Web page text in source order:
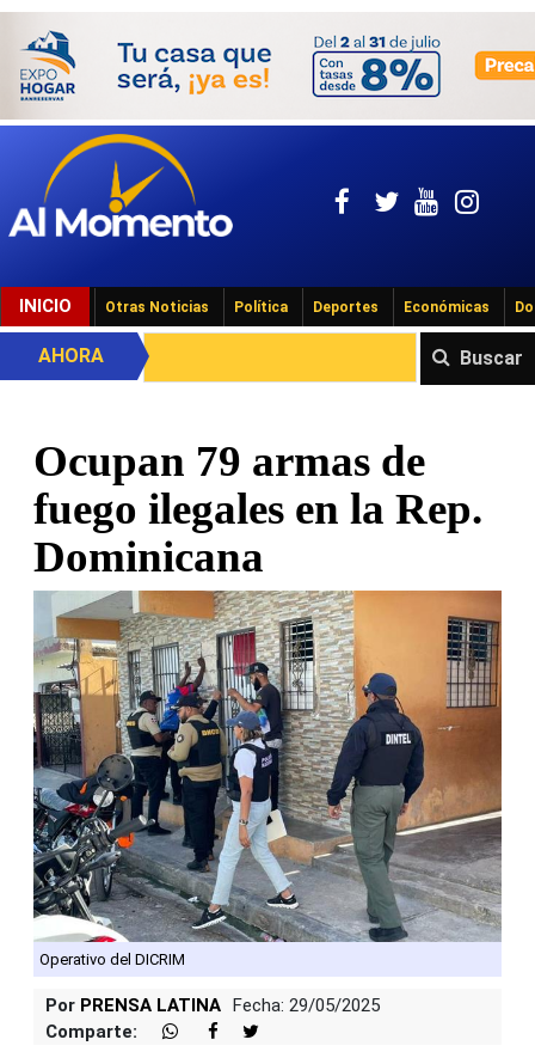
INICIO Otras Noticias Política Deportes Económicas
Buscar
AHORA
Ocupan 79 armas de
fuego ilegales en la Rep.
Dominicana
Operativo del DICRIM
Por PRENSA LATINA Fecha: 29/05/2025
Comparte: